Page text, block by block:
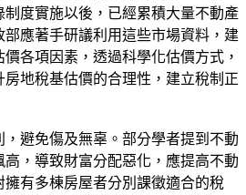
度實施以後，已經累積大量不動產
應著手研議利用這些市場資料，建
各項因素，透過科學化估價方式，
地稅基估價的合理性，建立稅制正
避免傷及無辜。部分學者提到不動
高，導致財富分配惡化，應提高不動
有多棟房屋者分別課徵適合的稅